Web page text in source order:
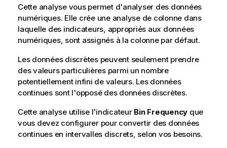
Cette analyse vous permet d'analyser des données
numériques. Elle crée une analyse de colonne dans
laquelle des indicateurs, appropriés aux données
numériques, sont assignés à la colonne par défaut.
Les données discrètes peuvent seulement prendre
des valeurs particulières parmi un nombre
potentiellement infini de valeurs. Les données
continues sont l'opposé des données discrètes.
Cette analyse utilise l'indicateur Bin Frequency que
vous devez configurer pour convertir des données
continues en intervalles discrets, selon vos besoins.